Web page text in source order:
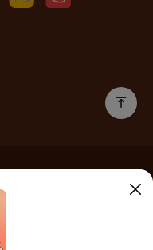
ทั้งสิ้น ดังนั้นผู้อ่านทุกท่านโปรดใช้
ามใดๆ ที่ขัดต่อกฎหมายและศีลธรรม
นการในทันที ทั้งนี้ ทางเว็บไซต์ขอสงวน